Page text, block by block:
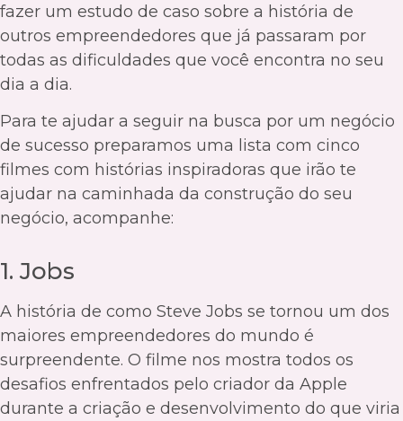
fazer um estudo de caso sobre a história de
outros empreendedores que já passaram por
todas as dificuldades que você encontra no seu
dia a dia.
Para te ajudar a seguir na busca por um negócio
de sucesso preparamos uma lista com cinco
filmes com histórias inspiradoras que irão te
ajudar na caminhada da construção do seu
negócio, acompanhe:
1. Jobs
A história de como Steve Jobs se tornou um dos
maiores empreendedores do mundo é
surpreendente. O filme nos mostra todos os
desafios enfrentados pelo criador da Apple
durante a criação e desenvolvimento do que viria